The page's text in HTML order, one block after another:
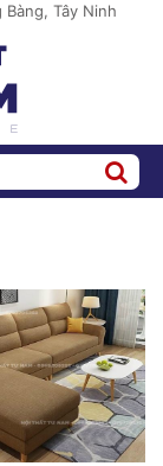
Bàng, Tây Ninh